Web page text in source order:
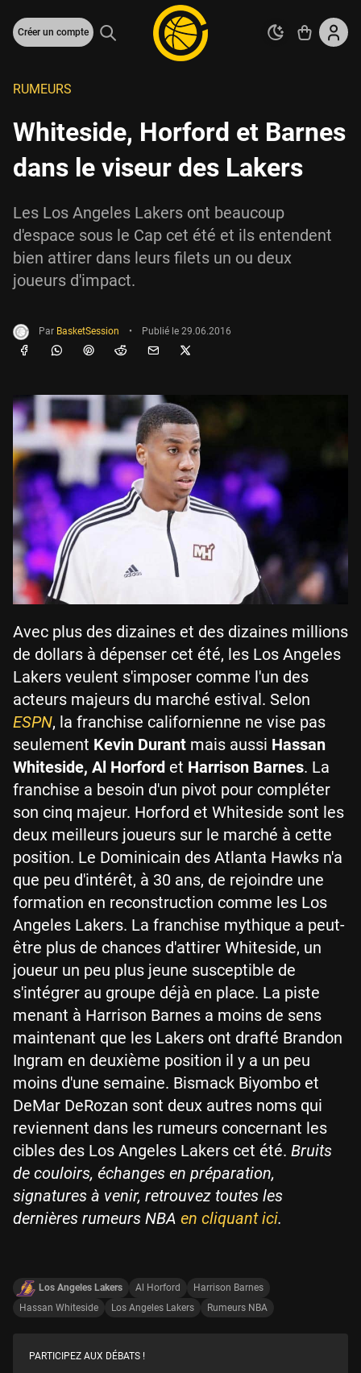
Créer un compte
RUMEURS
Whiteside, Horford et Barnes
dans le viseur des Lakers
Les Los Angeles Lakers ont beaucoup
d'espace sous le Cap cet été et ils entendent
bien attirer dans leurs filets un ou deux
joueurs d'impact.
Par BasketSession • Publié le 29.06.2016
Avec plus des dizaines et des dizaines millions
de dollars à dépenser cet été, les Los Angeles
Lakers veulent s'imposer comme l'un des
acteurs majeurs du marché estival. Selon
ESPN, la franchise californienne ne vise pas
seulement Kevin Durant mais aussi Hassan
Whiteside, Al Horford et Harrison Barnes. La
franchise a besoin d'un pivot pour compléter
son cinq majeur. Horford et Whiteside sont les
deux meilleurs joueurs sur le marché à cette
position. Le Dominicain des Atlanta Hawks n'a
que peu d'intérêt, à 30 ans, de rejoindre une
formation en reconstruction comme les Los
Angeles Lakers. La franchise mythique a peut-
être plus de chances d'attirer Whiteside, un
joueur un peu plus jeune susceptible de
s'intégrer au groupe déjà en place. La piste
menant à Harrison Barnes a moins de sens
maintenant que les Lakers ont drafté Brandon
Ingram en deuxième position il y a un peu
moins d'une semaine. Bismack Biyombo et
DeMar DeRozan sont deux autres noms qui
reviennent dans les rumeurs concernant les
cibles des Los Angeles Lakers cet été. Bruits
de couloirs, échanges en préparation,
signatures à venir, retrouvez toutes les
dernières rumeurs NBA en cliquant ici.
Los Angeles Lakers Al Horford
Harrison Barnes
Hassan Whiteside
Los Angeles Lakers Rumeurs NBA
PARTICIPEZ AUX DÉBATS !